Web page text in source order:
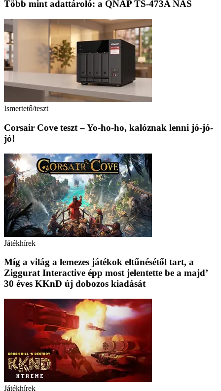
Több mint adattároló: a QNAP TS-473A NAS
Ismertető/teszt
Corsair Cove teszt – Yo-ho-ho, kalóznak lenni jó-jó-
jó!
Játékhírek
Míg a világ a lemezes játékok eltűnésétől tart, a
Ziggurat Interactive épp most jelentette be a majd’
30 éves KKnD új dobozos kiadását
Játékhírek